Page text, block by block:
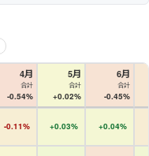
4月
合計
-0.54%
5月
合計
+0.02%
6月
合計
-0.45%
-0.11% +0.03% +0.04%